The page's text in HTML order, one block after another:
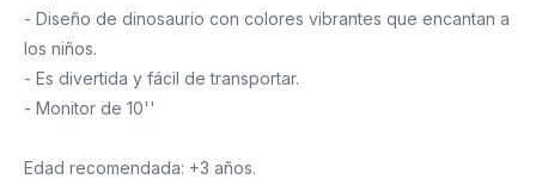
- Diseño de dinosaurio con colores vibrantes que encantan a
los niños.
- Es divertida y fácil de transportar.
- Monitor de 10''
Edad recomendada: +3 años.